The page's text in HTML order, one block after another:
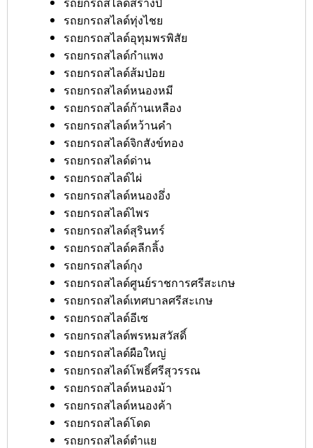
รถยกรถสไลด์ทุ่งไชย
รถยกรถสไลด์อุทุมพรพิสัย
รถยกรถสไลด์กำแพง
รถยกรถสไลด์ส้มป่อย
รถยกรถสไลด์หนองหมี
รถยกรถสไลด์ก้านเหลือง
รถยกรถสไลด์หว้านคำ
รถยกรถสไลด์จิกสังข์ทอง
รถยกรถสไลด์ด่าน
รถยกรถสไลด์ไผ่
รถยกรถสไลด์หนองอึ่ง
รถยกรถสไลด์ไพร
รถยกรถสไลด์สุรินทร์
รถยกรถสไลด์คลีกลิ้ง
รถยกรถสไลด์กุง
รถยกรถสไลด์ศูนย์ราชการศรีสะเกษ
รถยกรถสไลด์เทศบาลศรีสะเกษ
รถยกรถสไลด์อีเซ
รถยกรถสไลด์พรหมสวัสดิ์
รถยกรถสไลด์ผือใหญ่
รถยกรถสไลด์โพธิ์ศรีสุวรรณ
รถยกรถสไลด์หนองม้า
รถยกรถสไลด์หนองค้า
รถยกรถสไลด์โดด
รถยกรถสไลด์ตำแย